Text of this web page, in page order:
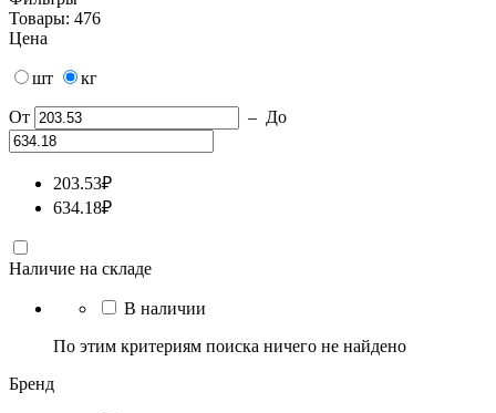
Товары: 476
Цена
шт кг
От – До
203.53₽
634.18₽
Наличие на складе
В наличии
По этим критериям поиска ничего не найдено
Бренд